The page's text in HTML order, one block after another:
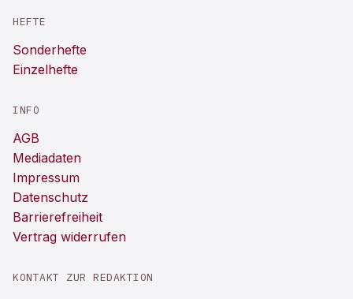
HEFTE
Sonderhefte
Einzelhefte
INFO
AGB
Mediadaten
Impressum
Datenschutz
Barrierefreiheit
Vertrag widerrufen
KONTAKT ZUR REDAKTION